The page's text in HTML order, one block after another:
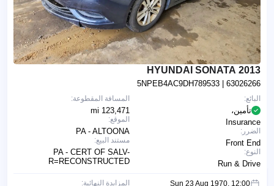
2013 HYUNDAI SONATA
5NPEB4AC9DH789533 | 63026266
المسافة المقطوعة:
123,471 mi
الموقع:
PA - ALTOONA
مستند البيع:
PA - CERT OF SALV-
R=RECONSTRUCTED
البائع:
تأمين،
Insurance
الضرر:
Front End
النوع:
Run & Drive
Sun 23 Aug 1970, 12:00
المزايدة النهائية: